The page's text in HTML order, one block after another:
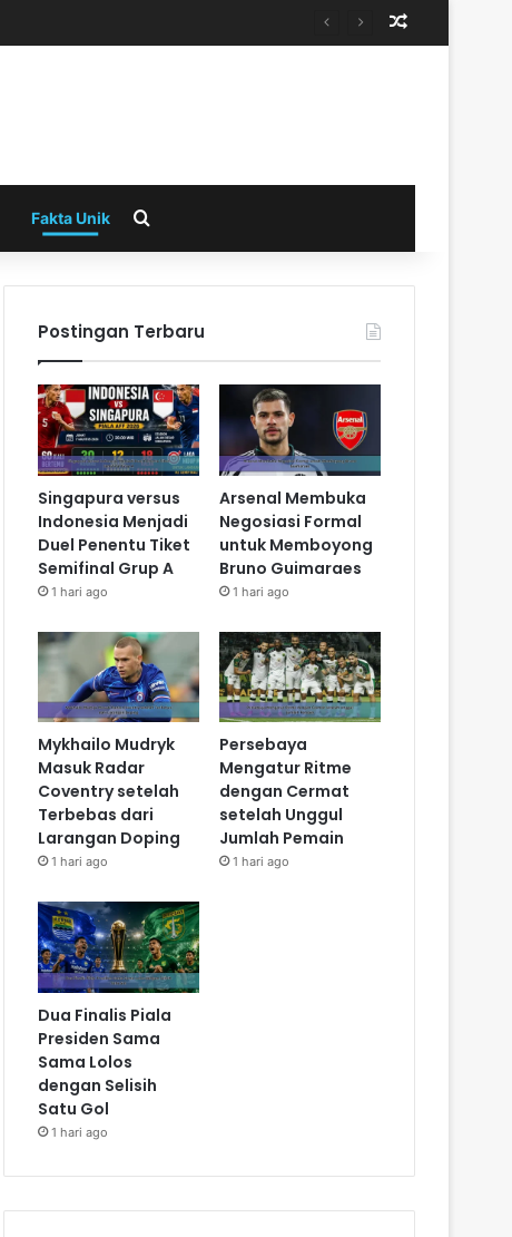
Fakta Unik
Postingan Terbaru
Singapura versus
Indonesia Menjadi
Duel Penentu Tiket
Semifinal Grup A
1 hari ago
Arsenal Membuka
Negosiasi Formal
untuk Memboyong
Bruno Guimaraes
1 hari ago
Mykhailo Mudryk
Masuk Radar
Coventry setelah
Terbebas dari
Larangan Doping
1 hari ago
Persebaya
Mengatur Ritme
dengan Cermat
setelah Unggul
Jumlah Pemain
1 hari ago
Dua Finalis Piala
Presiden Sama
Sama Lolos
dengan Selisih
Satu Gol
1 hari ago